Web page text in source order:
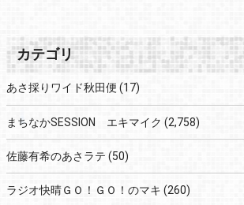
カテゴリ
あさ採りワイド秋田便 (17)
まちなかSESSION エキマイク (2,758)
佐藤有希のあさラテ (50)
ラジオ快晴ＧＯ！ＧＯ！のマキ (260)